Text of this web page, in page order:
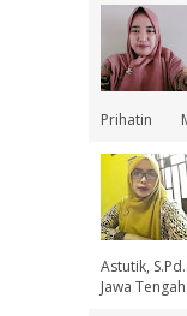
Prihatin
Astutik,
Jawa